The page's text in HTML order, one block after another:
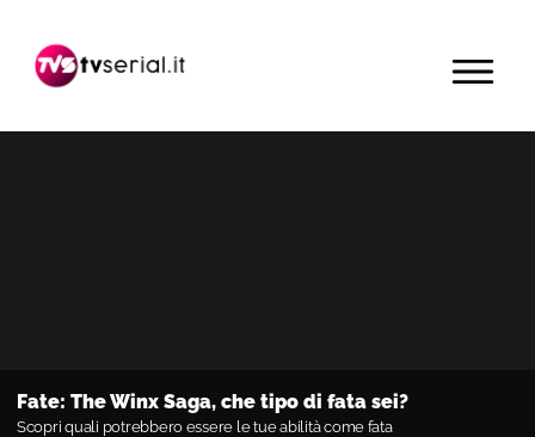
navigazione
contenuto
barra
primaria
MENU
Fate: The Winx Saga, che tipo di fata sei?
Scopri quali potrebbero essere le tue abilità come fata